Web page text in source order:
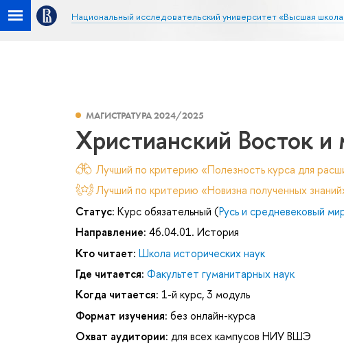
Национальный исследовательский университет «Высшая
МАГИСТРАТУРА 2024/2025
Христианский Восток
Лучший по критерию «Полезность курса для
Лучший по критерию «Новизна полученных
Статус: Курс обязательный (Русь и средневековый
Направление: 46.04.01. История
Кто читает: Школа исторических наук
Где читается: Факультет гуманитарных наук
Когда читается: 1-й курс, 3 модуль
Формат изучения: без онлайн-курса
Охват аудитории: для всех кампусов НИУ ВШЭ